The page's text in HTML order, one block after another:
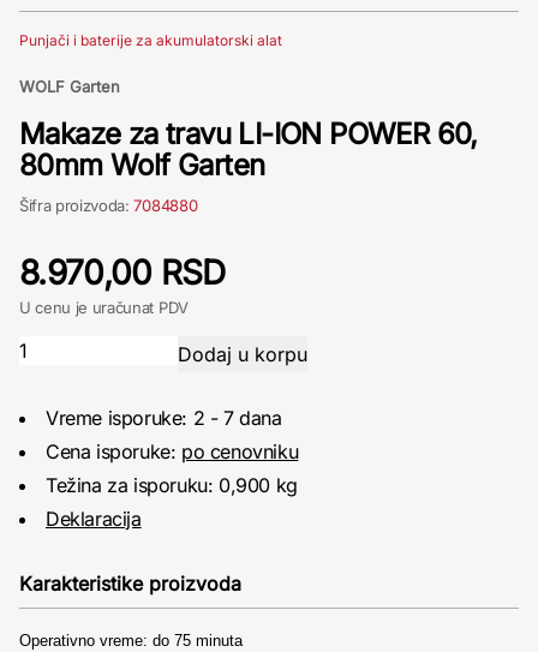
Punjači i baterije za akumulatorski alat
WOLF Garten
Makaze za travu LI-ION POWER 60,
80mm Wolf Garten
Šifra proizvoda:7084880
8.970,00 RSD
U cenu je uračunat PDV
Vreme isporuke: 2 - 7 dana
Cena isporuke: po cenovniku
Težina za isporuku: 0,900 kg
Deklaracija
Karakteristike proizvoda
Operativno vreme: do 75 minuta